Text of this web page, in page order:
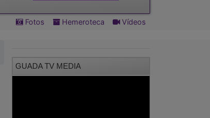
Fotos Hemeroteca Vídeos
GUADA TV MEDIA